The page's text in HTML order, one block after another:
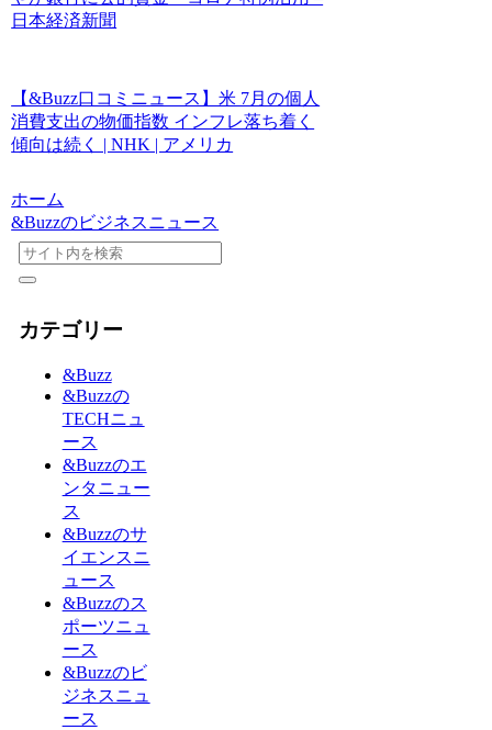
日本経済新聞
【&Buzz口コミニュース】米 7月の個人
消費支出の物価指数 インフレ落ち着く
傾向は続く | NHK | アメリカ
ホーム
&Buzzのビジネスニュース
カテゴリー
&Buzz
&Buzzの
TECHニュ
ース
&Buzzのエ
ンタニュー
ス
&Buzzのサ
イエンスニ
ュース
&Buzzのス
ポーツニュ
ース
&Buzzのビ
ジネスニュ
ース